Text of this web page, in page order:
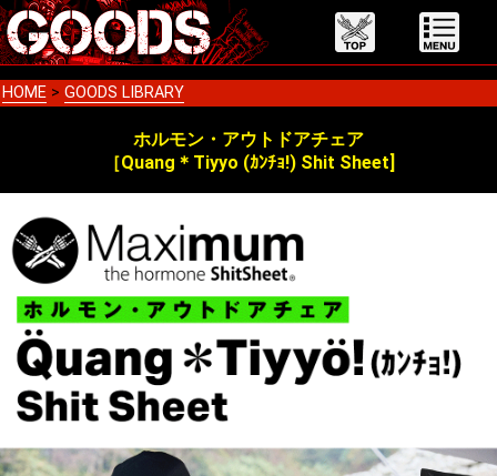
HOME > GOODS LIBRARY
ホルモン・アウトドアチェア
［Quang＊Tiyyo (ｶﾝﾁｮ!) Shit Sheet]